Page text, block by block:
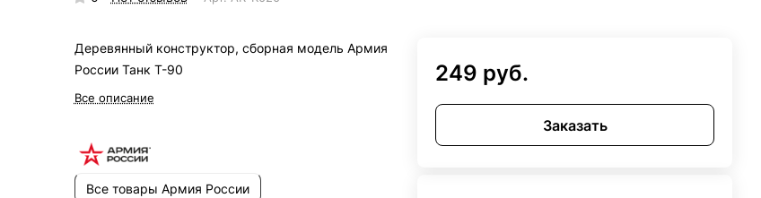
Деревянный конструктор, сборная модель Армия
России Танк Т-90
Все описание
Все товары Армия России
249 руб.
Заказать